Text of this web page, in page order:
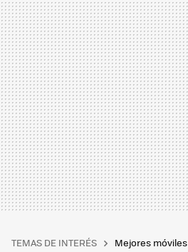
TEMAS DE INTERÉS Mejores móviles